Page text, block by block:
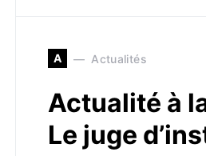
A Actualités
Actualité à
Le juge